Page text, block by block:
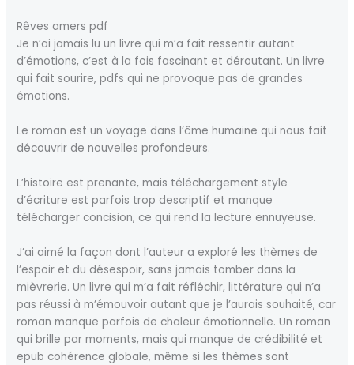
Rêves amers pdf
Je n’ai jamais lu un livre qui m’a fait ressentir autant
d’émotions, c’est à la fois fascinant et déroutant. Un livre
qui fait sourire, pdfs qui ne provoque pas de grandes
émotions.
Le roman est un voyage dans l’âme humaine qui nous fait
découvrir de nouvelles profondeurs.
L’histoire est prenante, mais téléchargement style
d’écriture est parfois trop descriptif et manque
télécharger concision, ce qui rend la lecture ennuyeuse.
J’ai aimé la façon dont l’auteur a exploré les thèmes de
l’espoir et du désespoir, sans jamais tomber dans la
mièvrerie. Un livre qui m’a fait réfléchir, littérature qui n’a
pas réussi à m’émouvoir autant que je l’aurais souhaité, car
roman manque parfois de chaleur émotionnelle. Un roman
qui brille par moments, mais qui manque de crédibilité et
epub cohérence globale, même si les thèmes sont